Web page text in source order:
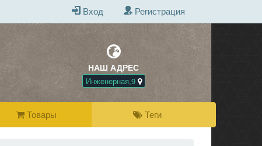
Вход Регистрация
НАШ АДРЕС
Инженерная,9
Товары Теги